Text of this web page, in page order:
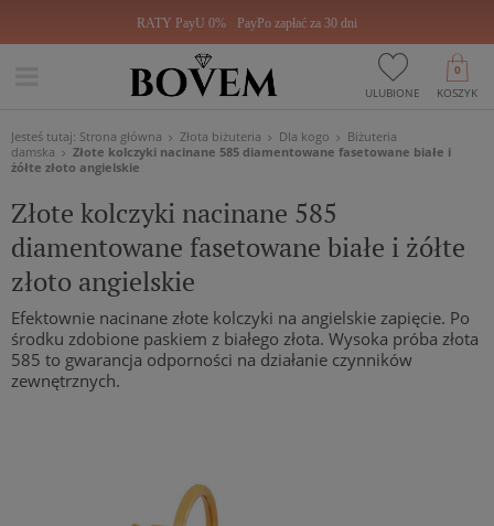
RATY PayU 0% PayPo zapłać za 30 dni
ULUBIONE KOSZYK
0
Jesteś tutaj: Strona główna Złota biżuteria Dla kogo
Biżuteria
damska
Złote kolczyki nacinane 585 diamentowane fasetowane białe i
żółte złoto angielskie
Złote kolczyki nacinane 585
diamentowane fasetowane białe i żółte
złoto angielskie
Efektownie nacinane złote kolczyki na angielskie zapięcie. Po
środku zdobione paskiem z białego złota. Wysoka próba złota
585 to gwarancja odporności na działanie czynników
zewnętrznych.